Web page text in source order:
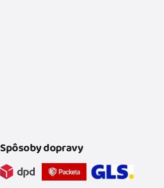
Spôsoby dopravy